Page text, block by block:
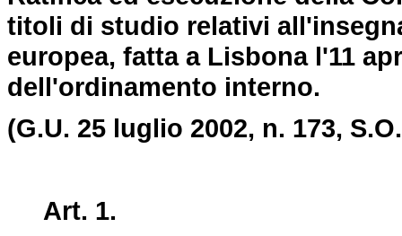
titoli di studio relativi
europea, fatta a Lisbona l'11
dell'ordinamento interno.
(G.U. 25 luglio 2002, n. 173,
Art. 1.